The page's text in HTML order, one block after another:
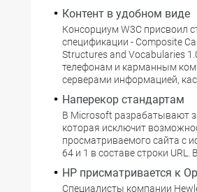
Контент в удобном виде
Консорциум W3C присвоил
спецификации - Composite
Structures and Vocabularies
телефонам и карманным
серверами информацией,
Наперекор стандартам
В Microsoft разрабатывают
которая исключит
просматриваемого сайта с
64 и 1 в составе строки URL.
HP присматривается к
Специалисты компании